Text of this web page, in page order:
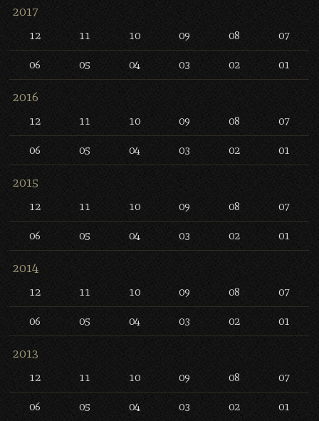
2017
12 11 10 09 08 07
06 05 04 03 02 01
2016
12 11 10 09 08 07
06 05 04 03 02 01
2015
12 11 10 09 08 07
06 05 04 03 02 01
2014
12 11 10 09 08 07
06 05 04 03 02 01
2013
12 11 10 09 08 07
06 05 04 03 02 01